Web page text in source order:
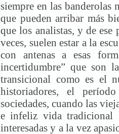
siempre en las banderolas
que pueden arribar más
que los analistas, y de ese
veces, suelen estar a la
con antenas a esas
incertidumbre” que son
transicional como es el
historiadores, el
sociedades, cuando las
e infeliz vida tradicional
interesadas y a la vez